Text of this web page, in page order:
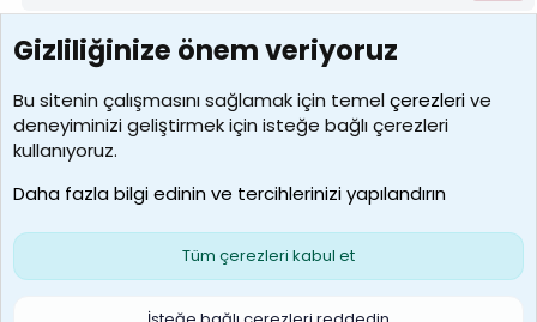
7388
Kullanıcılar
borabekirogluu
Son üye
Çerezler
S
Gizliliğinize önem veriyoruz
Bu sitenin çalışmasını sağlamak için temelçerezlerive
deneyiminizi geliştirmek için isteğe bağlı çerezleri
kullanıyoruz.
Daha fazla bilgi edinin ve tercihlerinizi yapılandırın
Tüm çerezleri kabul et